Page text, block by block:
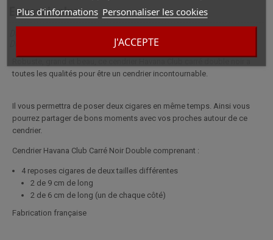
Plus d'informations Personnaliser les cookies
J'ACCEPTE
En savoir plus
toutes les qualités pour être un cendrier incontournable.
Il vous permettra de poser deux cigares en même temps. Ainsi vous
pourrez partager de bons moments avec vos proches autour de ce
cendrier.
Cendrier Havana Club Carré Noir Double comprenant :
4 reposes cigares de deux tailles différentes
2 de 9 cm de long
2 de 6 cm de long (un de chaque côté)
Fabrication française